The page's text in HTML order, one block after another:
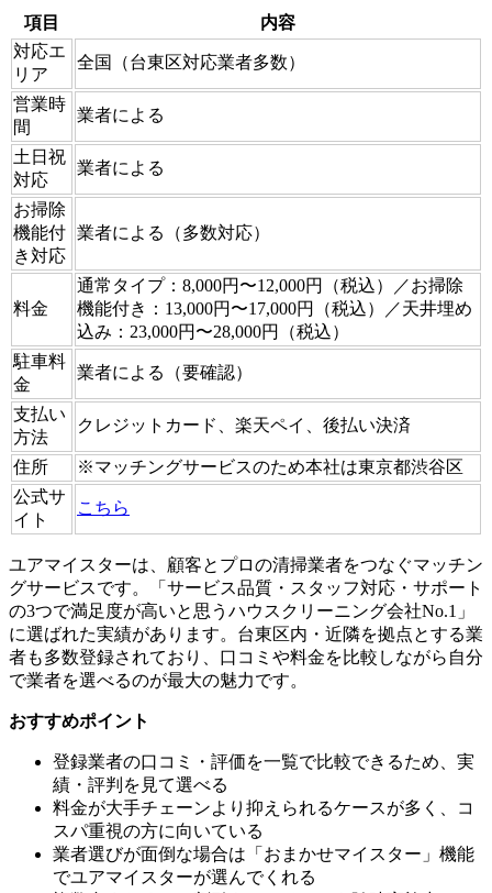
項目
内容
対応エ
リア
全国（台東区対応業者多数）
営業時
間
業者による
土日祝
対応
業者による
お掃除
機能付
き対応
業者による（多数対応）
料金
通常タイプ：8,000円〜12,000円（税込）／お掃除
機能付き：13,000円〜17,000円（税込）／天井埋め
込み：23,000円〜28,000円（税込）
駐車料
金
業者による（要確認）
支払い
方法
クレジットカード、楽天ペイ、後払い決済
住所
※マッチングサービスのため本社は東京都渋谷区
公式サ
イト
こちら
ユアマイスターは、顧客とプロの清掃業者をつなぐマッチン
グサービスです。「サービス品質・スタッフ対応・サポート
の3つで満足度が高いと思うハウスクリーニング会社No.1」
に選ばれた実績があります。台東区内・近隣を拠点とする業
者も多数登録されており、口コミや料金を比較しながら自分
で業者を選べるのが最大の魅力です。
おすすめポイント
登録業者の口コミ・評価を一覧で比較できるため、実
績・評判を見て選べる
料金が大手チェーンより抑えられるケースが多く、コ
スパ重視の方に向いている
業者選びが面倒な場合は「おまかせマイスター」機能
でユアマイスターが選んでくれる